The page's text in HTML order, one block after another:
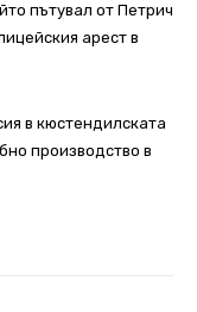
пътувал от Петрич
арест в
в кюстендилската
производство в